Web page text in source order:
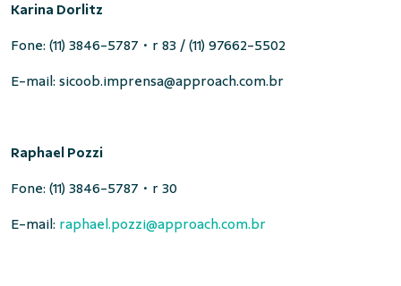
Karina Dorlitz
Fone: (11) 3846-5787 • r 83 / (11) 97662-5502
E-mail: sicoob.imprensa@approach.com.br
Raphael Pozzi
Fone: (11) 3846-5787 • r 30
E-mail: raphael.pozzi@approach.com.br